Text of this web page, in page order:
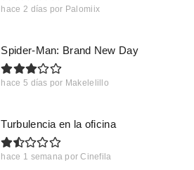
hace 2 días por Palomiix
Spider-Man: Brand New Day
hace 5 días por Makelelillo
Turbulencia en la oficina
hace 1 semana por Cinefila